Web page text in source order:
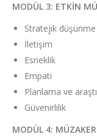
MODÜL 3: ETKİN
Stratejik düşünme
İletişim
Esneklik
Empati
Planlama ve
Güvenirlilik
MODÜL 4: